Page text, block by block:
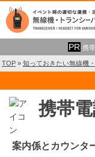
携
TOP » 知っておきたい無線機
携帯
案内係とカウンタ